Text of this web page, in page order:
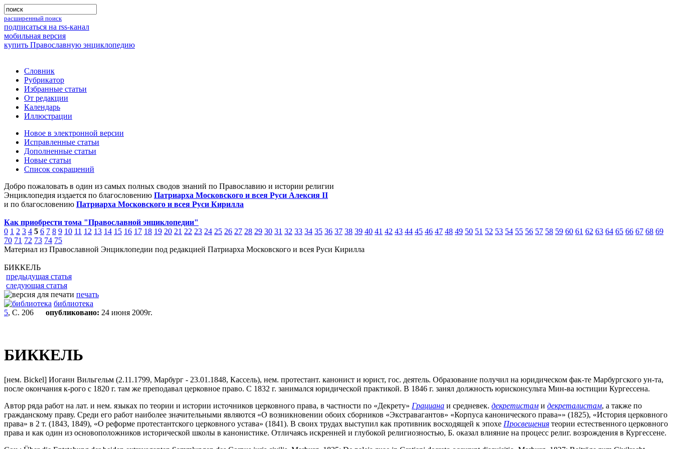
расширенный поиск
подписаться на rss-канал
мобильная версия
купить Православную энциклопедию
Словник
Рубрикатор
Избранные статьи
От редакции
Календарь
Иллюстрации
Новое в электронной версии
Исправленные статьи
Дополненные статьи
Новые статьи
Список сокращений
Добро пожаловать в один из самых полных сводов знаний по Православию и истории религии
Энциклопедия издается по благословению Патриарха Московского и всея Руси Алексия II
и по благословению Патриарха Московского и всея Руси Кирилла
Как приобрести тома "Православной энциклопедии"
0 1 2 3 4 5 6 7 8 9 10 11 12 13 14 15 16 17 18 19 20 21 22 23 24 25 26 27 28 29 30 31 32 33 34 35 36 37 38 39 40 41 42 43 44 45 46 47 48 49 50 51 52 53 54 55 56 57 58 59 60 61 62 63 64 65 66 67 68 69
70 71 72 73 74 75
Материал из Православной Энциклопедии под редакцией Патриарха Московского и всея Руси Кирилла
БИККЕЛЬ
предыдущая статья
следующая статья
печать
библиотека
5, С. 206 опубликовано: 24 июня 2009г.
БИККЕЛЬ
[нем. Bickel] Иоганн Вильгельм (2.11.1799, Марбург - 23.01.1848, Кассель), нем. протестант. канонист и юрист, гос. деятель. Образование получил на юридическом фак-те Марбургского ун-та,
после окончания к-рого с 1820 г. там же преподавал церковное право. С 1832 г. занимался юридической практикой. В 1846 г. занял должность юрисконсульта Мин-ва юстиции Кургессена.
Автор ряда работ на лат. и нем. языках по теории и истории источников церковного права, в частности по «Декрету» Грациана и средневек. декретистам и декреталистам, а также по
гражданскому праву. Среди его работ наиболее значительными являются «О возникновении обоих сборников «Экстравагантов» «Корпуса канонического права»» (1825), «История церковного
права» в 2 т. (1843, 1849), «О реформе протестантского церковного устава» (1841). В своих трудах выступил как противник восходящей к эпохе Просвещения теории естественного церковного
права и как один из основоположников исторической школы в канонистике. Отличаясь искренней и глубокой религиозностью, Б. оказал влияние на процесс религ. возрождения в Кургессене.